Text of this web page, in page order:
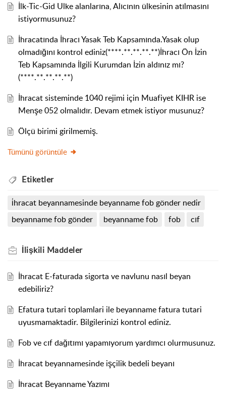
İlk-Tic-Gid Ulke alanlarına, Alıcının ülkesinin atılmasını
istiyormusunuz?
İhracatında İhracı Yasak Teb Kapsamında.Yasak olup
olmadığını kontrol ediniz(****.**.**.**.**)İhracı Ön İzin
Teb Kapsamında İlgili Kurumdan İzin aldınız mı?
(****.**.**.**.**)
İhracat sisteminde 1040 rejimi için Muafiyet KIHR ise
Menşe 052 olmalıdır. Devam etmek istiyor musunuz?
Ölçü birimi girilmemiş.
Tümünü görüntüle
Etiketler
i̇hracat beyannamesinde beyanname fob gönder nedir
beyanname fob gönder
beyanname fob fob cıf
İlişkili Maddeler
İhracat E-faturada sigorta ve navlunu nasıl beyan
edebiliriz?
Efatura tutari toplamlari ile beyanname fatura tutari
uyusmamaktadir. Bilgilerinizi kontrol ediniz.
Fob ve cıf dağıtımı yapamıyorum yardımcı olurmusunuz.
İhracat beyannamesinde işçilik bedeli beyanı
İhracat Beyanname Yazımı